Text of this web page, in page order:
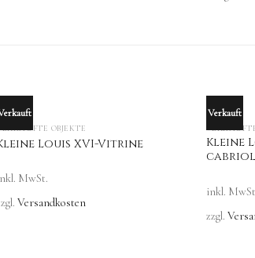
OUT OF STOCK
OBJEKTE
Louis XVI-Vitrine
MwSt.
Versandkosten
Verkauft
Kleine
inkl.
zzgl.